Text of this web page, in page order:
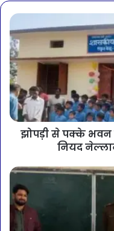
झोपड़ी से पक्के
नियद